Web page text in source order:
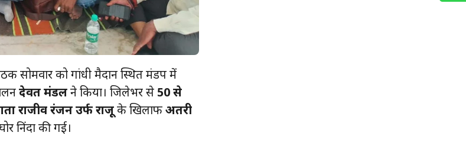
सोमवार को गांधी मैदान स्थित मंडप में
देवव्रत मंडलने किया। जिलेभर से 50 से
राजीव रंजन उर्फ राजूके खिलाफअतरी
निंदा की गई।